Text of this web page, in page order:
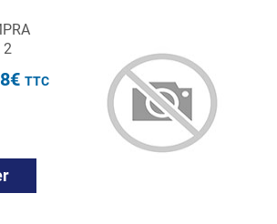
2
TTC